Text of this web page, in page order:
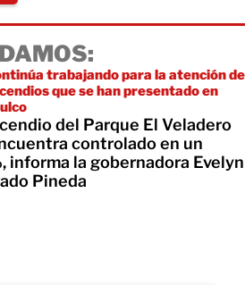
trabajando para la atención de
que se han presentado en
del Parque El Veladero
controlado en un
informa la gobernadora Evelyn
Pineda